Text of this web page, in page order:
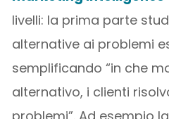
livelli: la prima parte
alternative ai problemi
semplificando “in che
alternativo, i clienti